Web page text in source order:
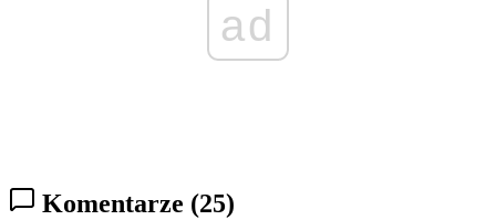
ad
Komentarze (25)